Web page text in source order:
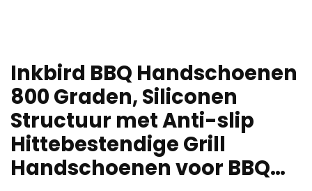
Inkbird BBQ Handschoenen
800 Graden, Siliconen
Structuur met Anti-slip
Hittebestendige Grill
Handschoenen voor BBQ…